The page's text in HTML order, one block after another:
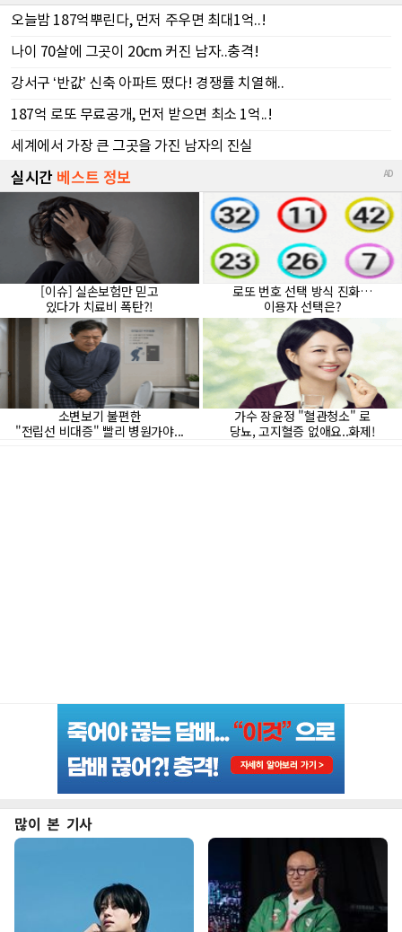
많이 본 기사